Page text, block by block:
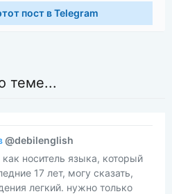
пост в Telegram
теме...
@debilenglish
носитель языка, который
17 лет, могу сказать,
легкий. нужно только